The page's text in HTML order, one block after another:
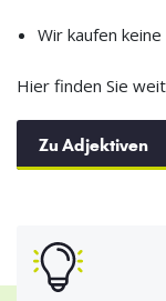
Wir kaufen keine
Hier finden Sie
Zu Adjektiven